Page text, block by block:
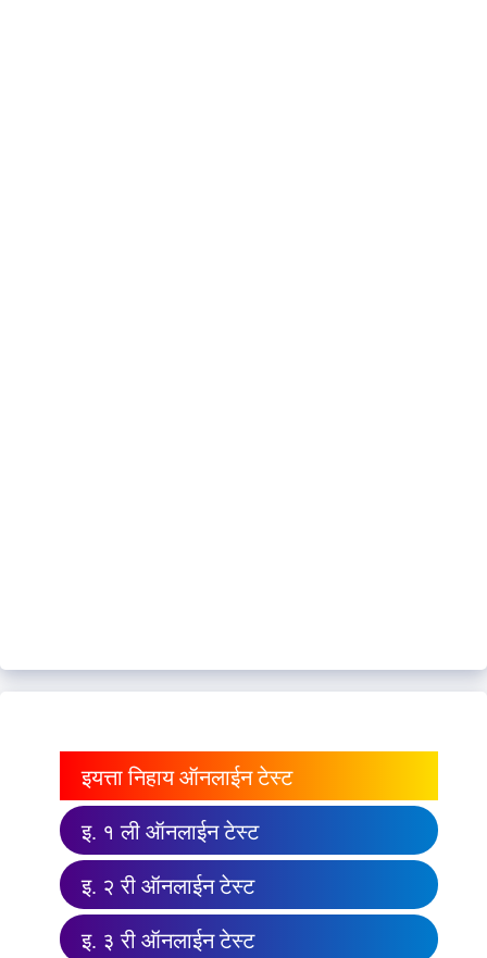
इयत्ता निहाय ऑनलाईन टेस्ट
इ. १ ली ऑनलाईन टेस्ट
इ. २ री ऑनलाईन टेस्ट
इ. ३ री ऑनलाईन टेस्ट